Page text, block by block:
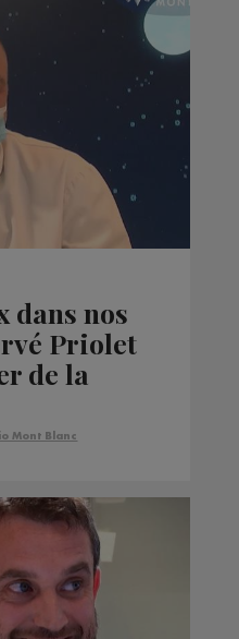
dans nos
Priolet
de la
sur Radio
Mont Blanc